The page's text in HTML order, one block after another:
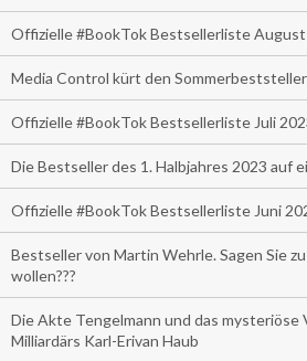
Offizielle #BookTok Bestsellerliste
Media Control kürt den
Offizielle #BookTok Bestsellerliste Juli
Die Bestseller des 1. Halbjahres 2023 auf
Offizielle #BookTok Bestsellerliste Juni
Bestseller von Martin Wehrle. Sagen Sie
wollen???
Die Akte Tengelmann und das mysteriöse
Milliardärs Karl-Erivan Haub